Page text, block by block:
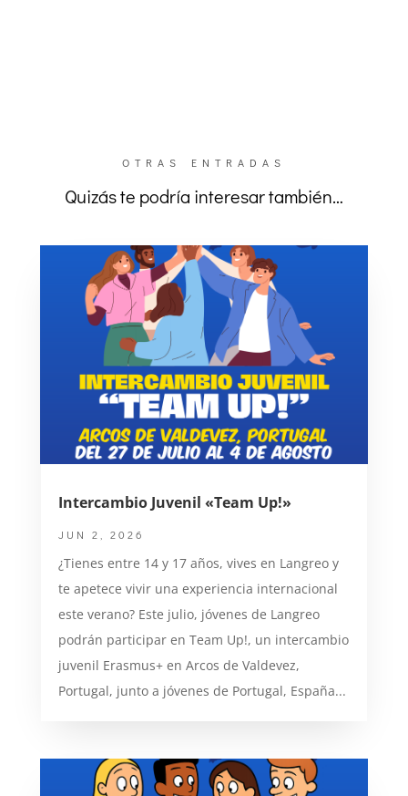
OTRAS ENTRADAS
Quizás te podría interesar también…
Intercambio Juvenil «Team Up!»
JUN 2, 2026
¿Tienes entre 14 y 17 años, vives en Langreo y
te apetece vivir una experiencia internacional
este verano? Este julio, jóvenes de Langreo
podrán participar en Team Up!, un intercambio
juvenil Erasmus+ en Arcos de Valdevez,
Portugal, junto a jóvenes de Portugal, España...